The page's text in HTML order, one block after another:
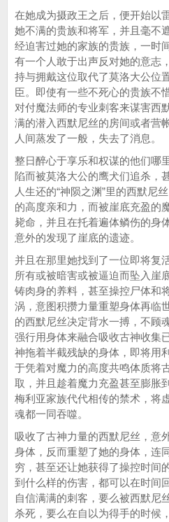
在她成为摄政王之后，便开始以
她不满的贵族和将军，并且毫不
经迫害过她的家族的贵族，一时
有一个人敢于出声反对她的意志
持与拥戴这位取代了莫洛大公位
臣。即使有一些不死心的贵族不
对付魔法师的专业刺客来谋害西
满的潜入西默尼丝的房间或者营
人间蒸发了一般，失去了消息。
整日醉心于享乐和权谋的他们哪
陷而被莫洛大公的鹰犬们追杀，
人生还的“神陨之渊”里的西默尼
的高度亲和力，而被崖底充盈的
毙命，并且在托着遍体鳞伤的身
意外的发现了崖底的遗迹。
并且在那里她找到了一位即将复
所有或被暗害或被逼迫而坠入崖
铸肉身的养料，甚至操控尸体和
涡，意图积攒力量重塑身体再临
的西默尼丝决定背水一搏，不顾
强行用身体来融合吸收古神收集
神拖着半截残缺的身体，即将用
于凭着对魔力的高度共鸣体质将
取，并且趁着魔力充盈甚至膨胀
梅利亚家族代代相传的禁术，将
魂都一同吞噬。
吸收了古神力量的西默尼丝，意
身体，反而重塑了她的身体，连
穷，甚至还让她获得了操控时间
到什么样的伤害，都可以在时间
自信满满的刺客，要么被西默尼
杀死，要么在自以为得手的时候